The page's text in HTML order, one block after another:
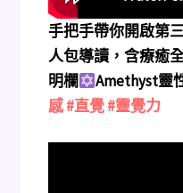
手把手帶你開啟第
人包導讀，含療癒
明欄
Amethyst靈
感#直覺#靈覺力